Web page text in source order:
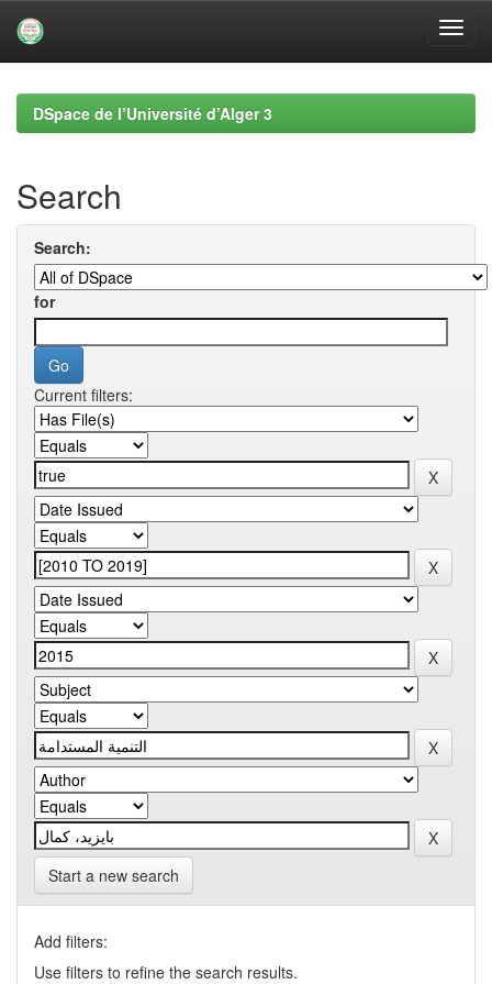
navigationDSpace de l’Université d’Alger 3
Search
Search:
for
Current filters:
Start a new search
Add filters:
Use filters to refine the search results.